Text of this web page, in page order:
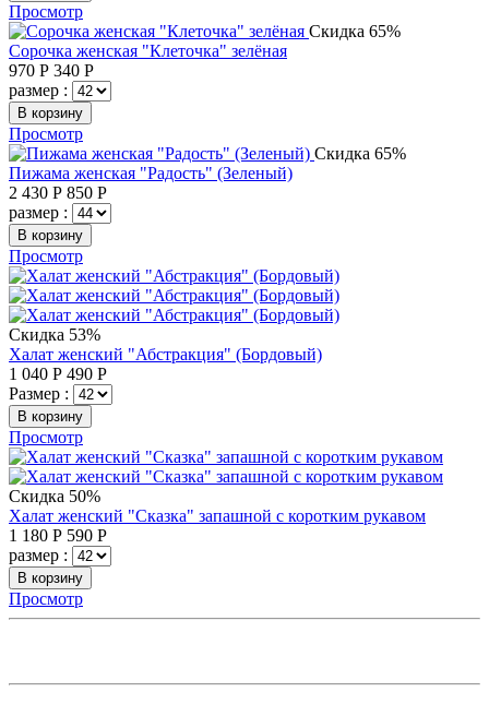
Просмотр
Скидка 65%
Сорочка женская "Клеточка" зелёная
970 Р 340 Р
размер :
В корзину
Просмотр
Скидка 65%
Пижама женская "Радость" (Зеленый)
2 430 Р 850 Р
размер :
В корзину
Просмотр
Скидка 53%
Халат женский "Абстракция" (Бордовый)
1 040 Р 490 Р
Размер :
В корзину
Просмотр
Скидка 50%
Халат женский "Сказка" запашной с коротким рукавом
1 180 Р 590 Р
размер :
В корзину
Просмотр